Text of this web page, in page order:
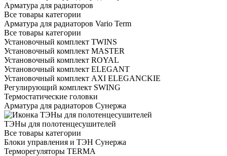
Арматура для радиаторов
Все товары категории
Арматура для радиаторов Vario Term
Все товары категории
Установочный комплект TWINS
Установочный комплект MASTER
Установочный комплект ROYAL
Установочный комплект ELEGANT
Установочный комплект AXI ELEGANCKIE
Регулирующий комплект SWING
Термостатические головки
Арматура для радиаторов Сунержа
ТЭНы для полотенцесушителей
Все товары категории
Блоки управления и ТЭН Сунержа
Терморегуляторы TERMA